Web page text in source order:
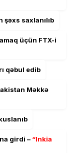
saxlanılıb
üçün FTX-i
qəbul edib
Məkkə
girdi – “Inkia